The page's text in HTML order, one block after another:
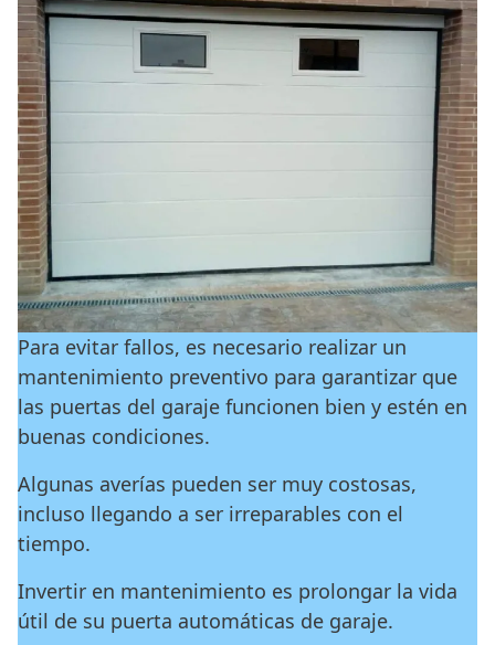
Para evitar fallos, es necesario realizar un
mantenimiento preventivo para garantizar que
las puertas del garaje funcionen bien y estén en
buenas condiciones.
Algunas averías pueden ser muy costosas,
incluso llegando a ser irreparables con el
tiempo.
Invertir en mantenimiento es prolongar la vida
útil de su puerta automáticas de garaje.